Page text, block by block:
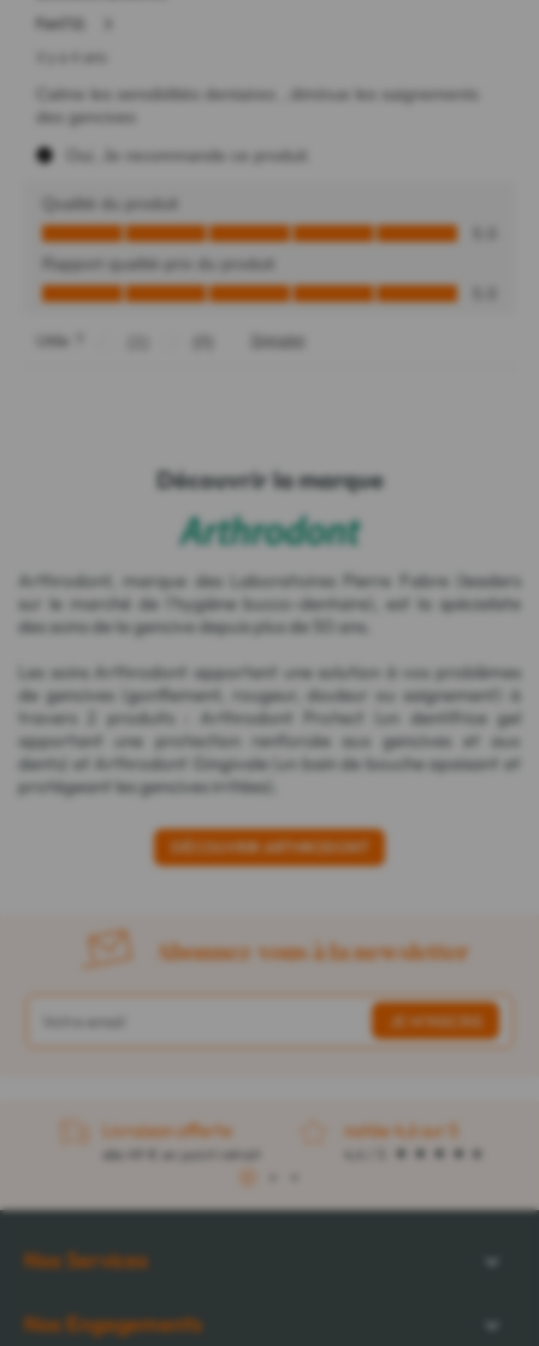
Découvrir la marque
Arthrodont, marque des Laboratoires Pierre Fabre (leaders
sur le marché de l'hygiène bucco-dentaire), est la spécialiste
des soins de la gencive depuis plus de 50 ans.
Les soins Arthrodont apportent une solution à vos problèmes
de gencives (gonflement, rougeur, douleur ou saignement) à
travers 2 produits : Arthrodont Protect (un dentifrice gel
apportant une protection renforcée aux gencives et aux
dents) et Arthrodont Gingivale (un bain de bouche apaisant et
protégeant les gencives irritées).
DÉCOUVRIR ARTHRODONT
Abonnez-vous à la newsletter
Livraison offerte
dès 49 € en point retrait
notée 4,6 sur 5
Nos Services
Nos Engagements